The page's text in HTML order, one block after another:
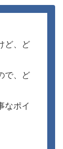
ど、ど
で、ど
なポイ